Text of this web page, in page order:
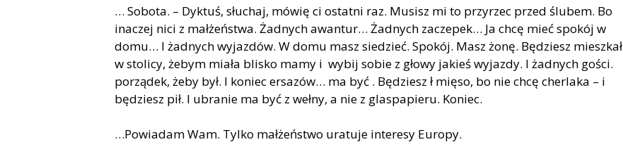
… Sobota. – Dyktuś, słuchaj, mówię ci ostatni raz. Musisz mi to przyrzec przed ślubem. Bo
inaczej nici z małżeństwa. Żadnych awantur… Żadnych zaczepek… Ja chcę mieć spokój w
domu… I żadnych wyjazdów. W domu masz siedzieć. Spokój. Masz żonę. Będziesz mieszkał
w stolicy, żebym miała blisko mamy i wybij sobie z głowy jakieś wyjazdy. I żadnych gości.
porządek, żeby był. I koniec ersazów… ma być . Będziesz ł mięso, bo nie chcę cherlaka – i
będziesz pił. I ubranie ma być z wełny, a nie z glaspapieru. Koniec.
…Powiadam Wam. Tylko małżeństwo uratuje interesy Europy.